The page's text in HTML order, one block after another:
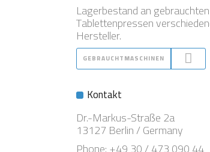
Lagerbestand an gebrauchten
Tablettenpressen
Hersteller.
GEBRAUCHTMASCHINEN
Kontakt
Dr.-Markus-Straße 2a
13127 Berlin / Germany